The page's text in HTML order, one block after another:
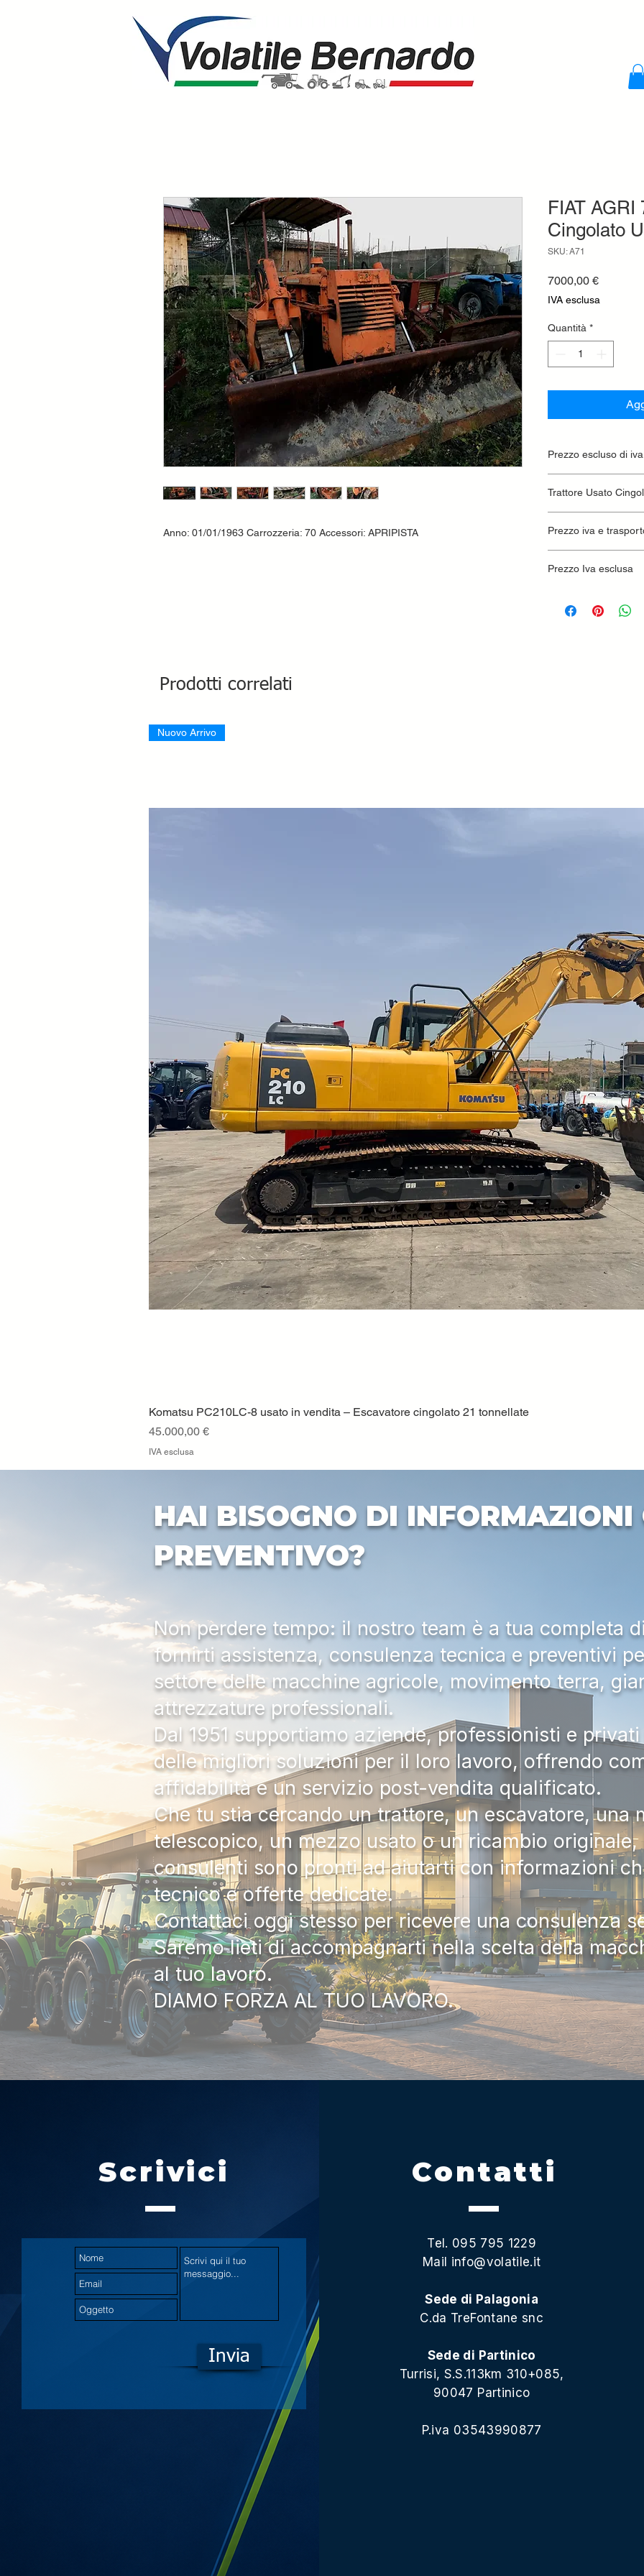
Anno: 01/01/1963 Carrozzeria: 70 Accessori: APRIPISTA
FIAT AGRI
Cingolato
SKU: A71
7000,00 €Prezzo
IVA esclusa
Quantità *
Prezzo escluso di iva.
Trattore Usato
Prezzo iva e
Prezzo Iva esclusa
Prodotti correlati
Vista rapida
Nuovo Arrivo
Komatsu PC210LC-8 usato in vendita – Escavatore cingolato 21 tonnellate
Prezzo
45.000,00 €
IVA esclusa
HAI BISOGNO DI INFORMAZIONI
PREVENTIVO?
Non perdere tempo: il nostro team è a tua completa
fornirti assistenza, consulenza tecnica e preventivi
settore delle macchine agricole, movimento terra,
attrezzature professionali.
Dal 1951 supportiamo aziende, professionisti e
delle migliori soluzioni per il loro lavoro, offrendo
affidabilità e un servizio post-vendita qualificato.
Che tu stia cercando un trattore, un escavatore, una
telescopico, un mezzo usato o un ricambio
consulenti sono pronti ad aiutarti con informazioni
tecnico e offerte dedicate.
Contattaci oggi stesso per ricevere una consulenza
Saremo lieti di accompagnarti nella scelta della
al tuo lavoro.
DIAMO FORZA AL TUO LAVORO.
Scrivici
Invia
Contatti
Tel. 095 795 1229
Mail info@volatile.it
Sede di Palagonia
C.da TreFontane snc
Sede di Partinico
Turrisi, S.S.113km 310+085,
90047 Partinico
P.iva 03543990877